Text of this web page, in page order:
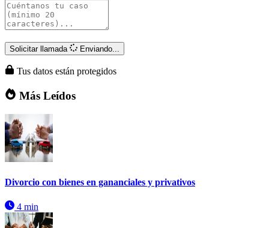
Solicitar llamada Enviando...
Tus datos están protegidos
Más Leídos
Divorcio con bienes en gananciales y privativos
4 min